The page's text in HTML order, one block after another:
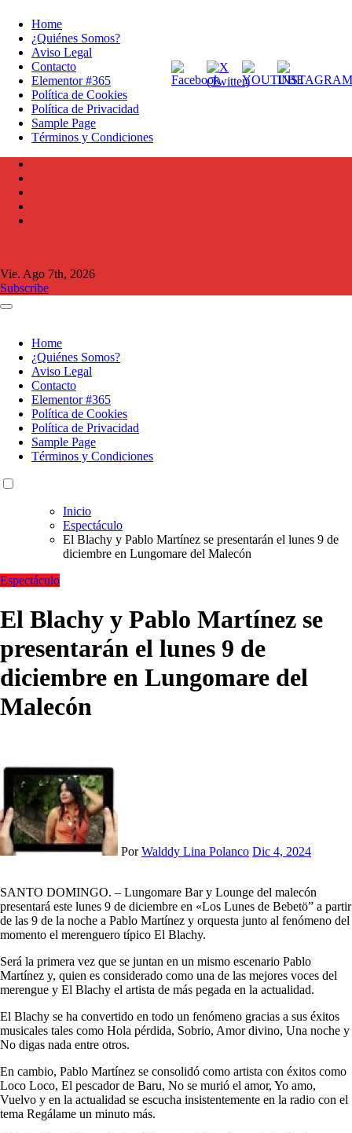
contenido
Home
¿Quiénes Somos?
Aviso Legal
Contacto
Elementor #365
Política de Cookies
Política de Privacidad
Sample Page
Términos y Condiciones
Vie. Ago 7th, 2026
Subscribe
Home
¿Quiénes Somos?
Aviso Legal
Contacto
Elementor #365
Política de Cookies
Política de Privacidad
Sample Page
Términos y Condiciones
Inicio
Espectáculo
El Blachy y Pablo Martínez se presentarán el lunes 9 de
diciembre en Lungomare del Malecón
Espectáculo
El Blachy y Pablo Martínez se
presentarán el lunes 9 de
diciembre en Lungomare del
Malecón
PorWalddy Lina Polanco Dic 4, 2024
SANTO DOMINGO. – Lungomare Bar y Lounge del malecón
presentará este lunes 9 de diciembre en «Los Lunes de Bebetö” a partir
de las 9 de la noche a Pablo Martínez y orquesta junto al fenómeno del
momento el merenguero típico El Blachy.
Será la primera vez que se juntan en un mismo escenario Pablo
Martínez y, quien es considerado como una de las mejores voces del
merengue y El Blachy el artista de más pegada en la actualidad.
El Blachy se ha convertido en todo un fenómeno gracias a sus éxitos
musicales tales como Hola pérdida, Sobrio, Amor divino, Una noche y
No digas nada entre otros.
En cambio, Pablo Martínez se consolidó como artista con éxitos como
Loco Loco, El pescador de Baru, No se murió el amor, Yo amo,
Vuelvo y en la actualidad se escucha insistentemente en la radio con el
tema Regálame un minuto más.